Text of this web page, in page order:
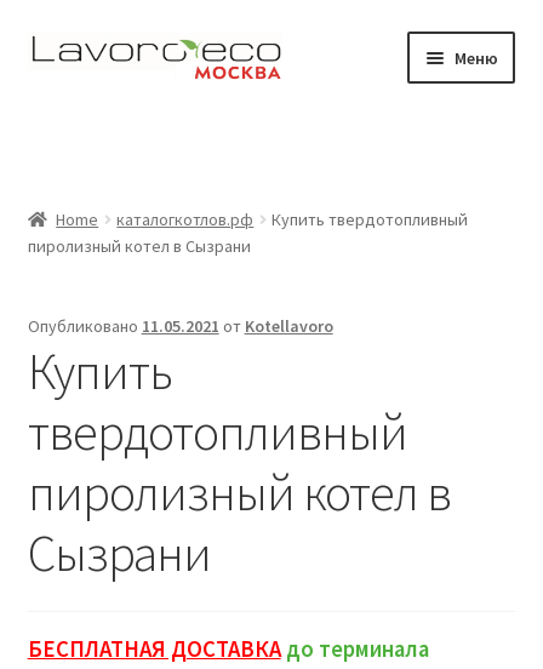
Перейти
Перейти
Меню
Где работают наши котлы
Контакты
Home каталогкотлов.рф
Купить твердотопливный
пиролизный котел в Сызрани
Опубликовано 11.05.2021 от Kotellavoro
Купить
твердотопливный
пиролизный котел в
Сызрани
БЕСПЛАТНАЯ ДОСТАВКАдо терминала